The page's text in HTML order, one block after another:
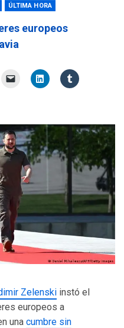
ÚLTIMA HORA
europeos
Zelenski instó el
europeos a
una cumbre sin